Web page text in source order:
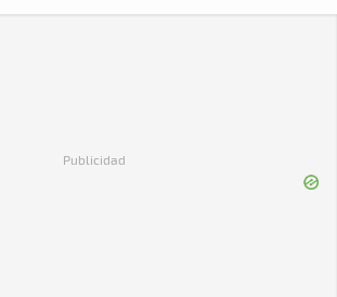
Publicidad